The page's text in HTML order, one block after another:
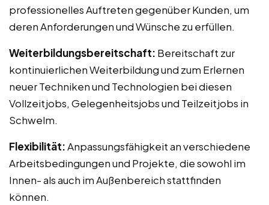
professionelles Auftreten gegenüber Kunden, um
deren Anforderungen und Wünsche zu erfüllen.
Weiterbildungsbereitschaft: Bereitschaft zur
kontinuierlichen Weiterbildung und zum Erlernen
neuer Techniken und Technologien bei diesen
Vollzeitjobs, Gelegenheitsjobs und Teilzeitjobs in
Schwelm.
Flexibilität:Anpassungsfähigkeit an verschiedene
Arbeitsbedingungen und Projekte, die sowohl im
Innen- als auch im Außenbereich stattfinden
können.